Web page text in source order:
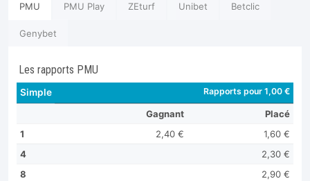
PMU PMU Play ZEturf Unibet Betclic
Genybet
Les rapports PMU
Simple Rapports pour 1,00 €
Gagnant
Placé
1
2,40 €
1,60 €
4
2,30 €
8
2,90 €